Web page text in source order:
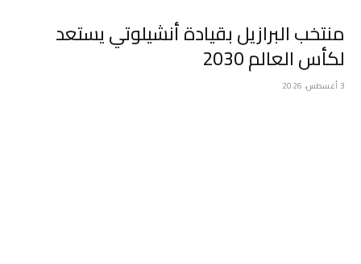
منتخب البرازيل بقيادة أنشيلوتي يستعد
لكأس العالم 2030
3 أغسطس، 2026